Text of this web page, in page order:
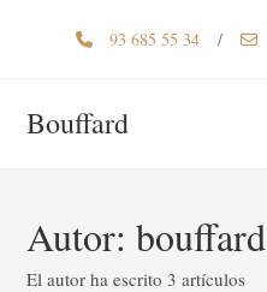
93 685 55 34 /
Bouffard
Autor:bouffard
El autor ha escrito 3 artículos